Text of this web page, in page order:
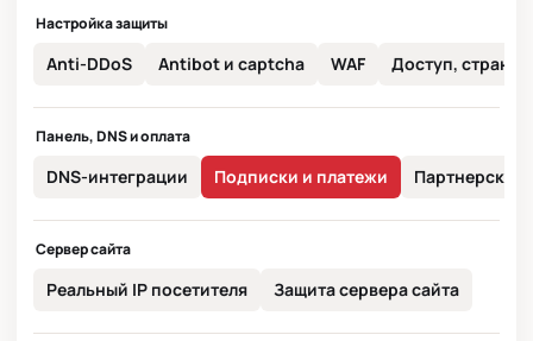
Настройка защиты
Anti-DDoS Antibot и captcha WAF Доступ, страны
Панель, DNS и оплата
DNS-интеграции Подписки и платежи Партнерская
Сервер сайта
Реальный IP посетителя Защита сервера сайта